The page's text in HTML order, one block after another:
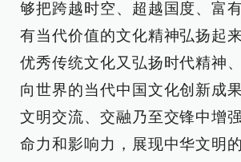
够把跨越时空、超越国度、富
有当代价值的文化精神弘扬起
优秀传统文化又弘扬时代精神
向世界的当代中国文化创新成
文明交流、交融乃至交锋中增
命力和影响力，展现中华文明